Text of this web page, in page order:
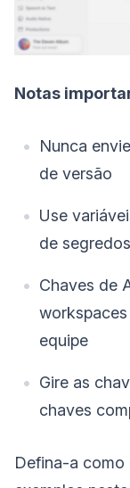
Notas
Nunca
de versão
Use
de
Chaves de
equipe
Gire as
chaves
Defina-a como